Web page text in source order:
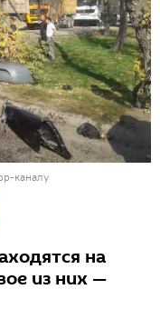
каналу
на
из них —